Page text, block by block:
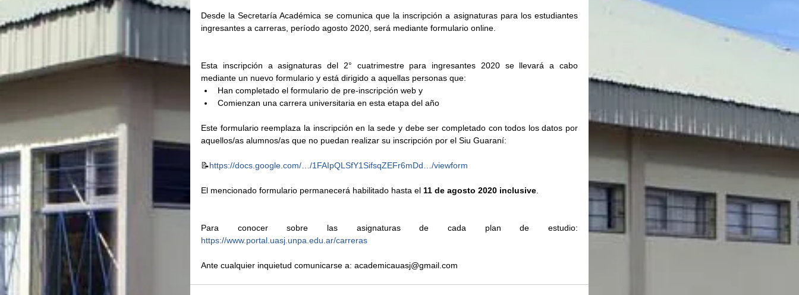
Desde la Secretaría Académica se comunica que la inscripción a asignaturas para los estudiantes
ingresantes a carreras, período agosto 2020, será mediante formulario online.
Esta inscripción a asignaturas del 2° cuatrimestre para ingresantes 2020 se llevará a cabo
mediante un nuevo formulario y está dirigido a aquellas personas que:
Han completado el formulario de pre-inscripción web y
Comienzan una carrera universitaria en esta etapa del año
Este formulario reemplaza la inscripción en la sede y debe ser completado con todos los datos por
aquellos/as alumnos/as que no puedan realizar su inscripción por el Siu Guaraní:
📝https://docs.google.com/…/1FAIpQLSfY1SifsqZEFr6mDd…/viewform
El mencionado formulario permanecerá habilitado hasta el 11 de agosto 2020 inclusive
https://www.portal.uasj.unpa.edu.ar/carreras
Ante cualquier inquietud comunicarse a: academicauasj@gmail.com